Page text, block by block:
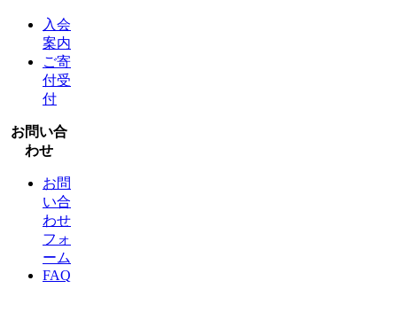
入会
案内
ご寄
付受
付
お問い合
わせ
お問
い合
わせ
フォ
ーム
FAQ